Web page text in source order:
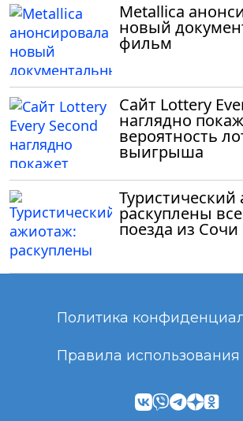
Metallica
новый
фильм
Сайт Lottery
наглядно
вероятность
выигрыша
раскуплены
поезда из Сочи
Политика
Правила использования